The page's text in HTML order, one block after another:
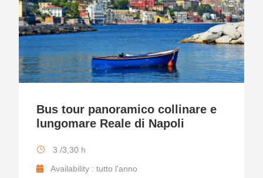
Bus tour panoramico collinare e
lungomare Reale di Napoli
3 /3,30 h
Availability : tutto l'anno